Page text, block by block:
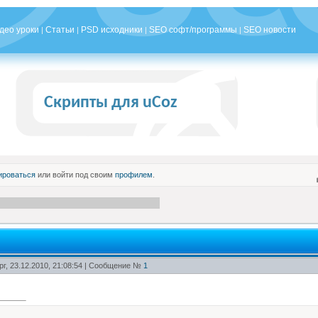
уроки | Статьи | PSD исходники | SEO софт/программы | SEO новости
Скрипты для uCoz
или войти под своим профилем
23.12.2010, 21:08:54 | Сообщение № 1